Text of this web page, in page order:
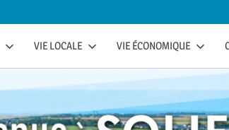
VIE LOCALE VIE ÉCONOMIQUE